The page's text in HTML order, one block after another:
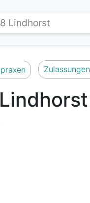
Zulassungen